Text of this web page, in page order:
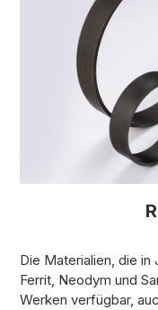
Die Materialien, die
Ferrit, Neodym und
Werken verfügbar,